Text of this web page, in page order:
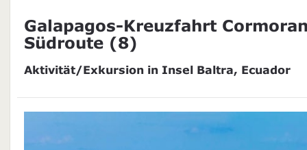
Galapagos-Kreuzfahrt
Südroute (8)
Aktivität/Exkursion in Insel Baltra, Ecuador